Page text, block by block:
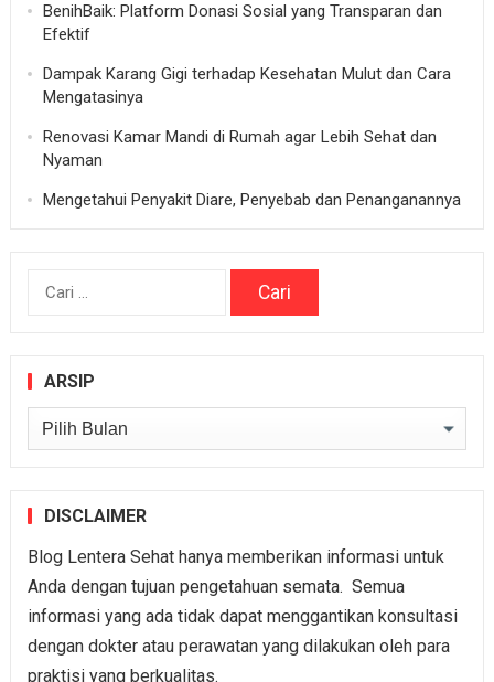
BenihBaik: Platform Donasi Sosial yang Transparan dan
Efektif
Dampak Karang Gigi terhadap Kesehatan Mulut dan Cara
Mengatasinya
Renovasi Kamar Mandi di Rumah agar Lebih Sehat dan
Nyaman
Mengetahui Penyakit Diare, Penyebab dan Penanganannya
Cari
ARSIP
Arsip
DISCLAIMER
Blog Lentera Sehat hanya memberikan informasi untuk
Anda dengan tujuan pengetahuan semata. Semua
informasi yang ada tidak dapat menggantikan konsultasi
dengan dokter atau perawatan yang dilakukan oleh para
praktisi yang berkualitas.